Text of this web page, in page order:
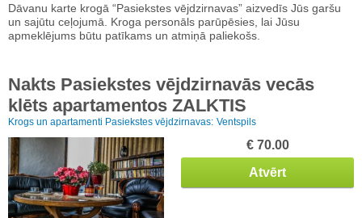
Dāvanu karte krogā “Pasiekstes vējdzirnavas” aizvedīs Jūs garšu
un sajūtu ceļojumā. Kroga personāls parūpēsies, lai Jūsu
apmeklējums būtu patīkams un atmiņā paliekošs.
Nakts Pasiekstes vējdzirnavās vecās
klēts apartamentos ZALKTIS
Krogs un apartamenti Pasiekstes vējdzirnavas: Ventspils
€ 70.00
Atvērt